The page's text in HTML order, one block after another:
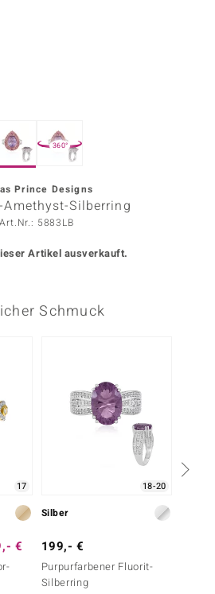
360°
Prince Designs
Amethyst-Silberring
Art.Nr.: 5883LB
Artikel ausverkauft.
Schmuck
17
€
18-20
Silber
199,- €
Purpurfarbener Fluorit-
Silberring